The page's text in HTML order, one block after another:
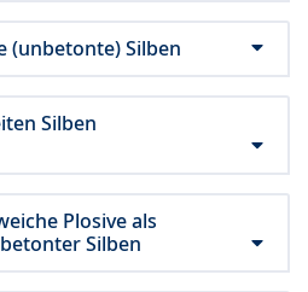
(unbetonte) Silben
Silben
Plosive als
Silben